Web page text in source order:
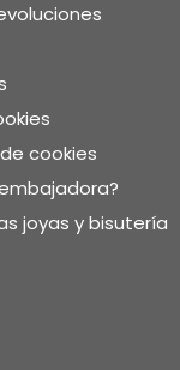
cookies
joyas y bisutería